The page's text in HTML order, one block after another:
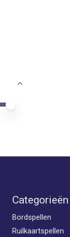
Categorieën
Bordspellen
Ruilkaartspellen